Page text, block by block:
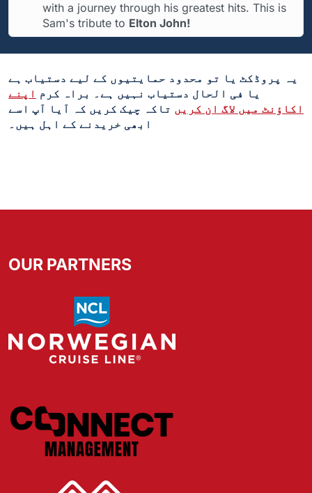
with a journey through his greatest hits. This is
Sam's tribute to Elton John!
یہ پروڈکٹ یا تو محدود حمایتیوں کے لیے دستیاب ہے
یا فی الحال دستیاب نہیں ہے۔ براہ کرم اپنے
اکاؤنٹ میں لاگ ان کریں تاکہ چیک کریں کہ آیا آپ اسے
ابھی خریدنے کے اہل ہیں۔
OUR PARTNERS